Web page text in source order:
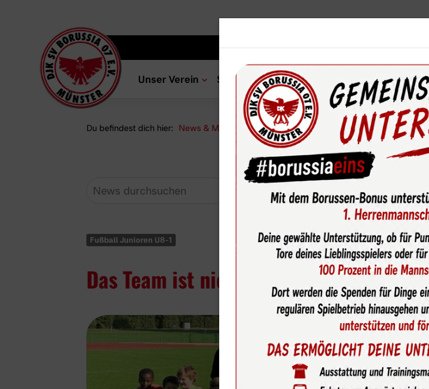
Unser Verein Sportangebot News & Media Service
Du befindest dich hier: News & Media Newsroom Das Team ist nicht zu stoppen
Fußball Junioren U8-1
Das Team ist nicht zu stoppen